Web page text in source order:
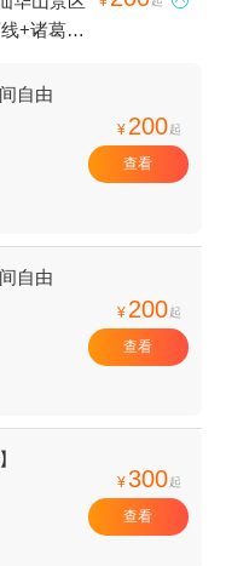
+诸葛八
博物馆
河景区
城+金华
+灵岩景
+金华人
家+灵江
峡谷+兰
古村落景
安地仙源
村+九峰
+牛头山
景区+方
园+石鼓
自由
¥ 200起
查看
自由
¥ 200起
查看
¥300起
查看